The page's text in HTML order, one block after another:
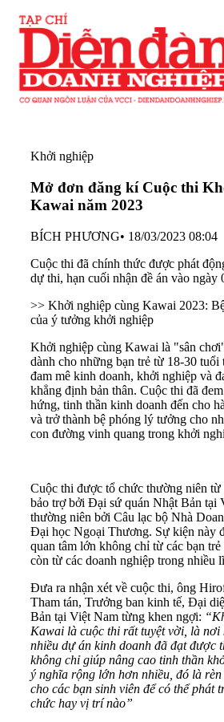
Khởi nghiệp
Mở đơn đăng kí Cuộc thi
Kawai năm 2023
BÍCH PHƯƠNG• 18/03/2023 08:04
Cuộc thi đã chính thức được phát
dự thi, hạn cuối nhận đề án vào ngày
>> Khởi nghiệp cùng Kawai 2023:
của ý tưởng khởi nghiệp
Khởi nghiệp cùng Kawai là "sân
dành cho những bạn trẻ từ 18-30 tuổi
đam mê kinh doanh, khởi nghiệp và
khẳng định bản thân. Cuộc thi đã
hứng, tinh thần kinh doanh đến cho
và trở thành bệ phóng lý tưởng cho
con đường vinh quang trong khởi
Cuộc thi được tổ chức thường niên
bảo trợ bởi Đại sứ quán Nhật Bản tại
thường niên bởi Câu lạc bộ Nhà
Đại học Ngoại Thương. Sự kiện này
quan tâm lớn không chỉ từ các bạn trẻ
còn từ các doanh nghiệp trong nhiều
Đưa ra nhận xét về cuộc thi, ông
Tham tán, Trưởng ban kinh tế, Đại
Bản tại Việt Nam từng khen ngợi:
Kawai là cuộc thi rất tuyệt vời, là nơi
nhiều dự án kinh doanh đã đạt được
không chỉ giúp nâng cao tinh thần
ý nghĩa rộng lớn hơn nhiều, đó là
cho các bạn sinh viên để có thể phát
chức hay vị trí nào”